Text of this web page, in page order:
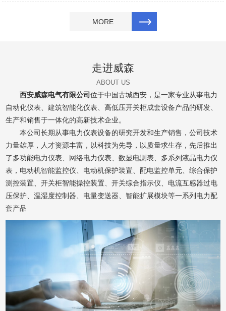
MORE
走进威森
ABOUT US
西安威森电气有限公司位于中国古城西安，是一家专业从事电力
自动化仪表、建筑智能化仪表、高低压开关柜成套设备产品的研发、
生产和销售于一体化的高新技术企业。
本公司长期从事电力仪表设备的研究开发和生产销售，公司技术
力量雄厚，人才资源丰富，以科技为先导，以质量求生存，先后推出
了多功能电力仪表、网络电力仪表、数显电测表、多系列液晶电力仪
表，电动机智能监控仪、电动机保护装置、配电监控单元、综合保护
测控装置、开关柜智能操控装置、开关综合指示仪、电流互感器过电
压保护、温湿度控制器、电量变送器、智能扩展模块等一系列电力配
套产品